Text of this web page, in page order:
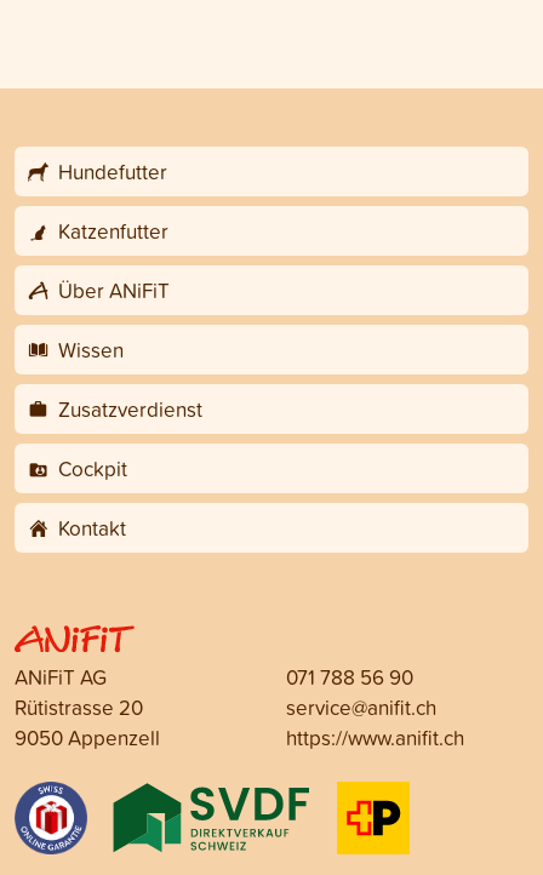
Hundefutter
Katzenfutter
Über ANiFiT
Wissen
Zusatzverdienst
Cockpit
Kontakt
ANiFiT AG
Rütistrasse 20
9050 Appenzell
071 788 56 90
service@anifit.ch
https://www.anifit.ch